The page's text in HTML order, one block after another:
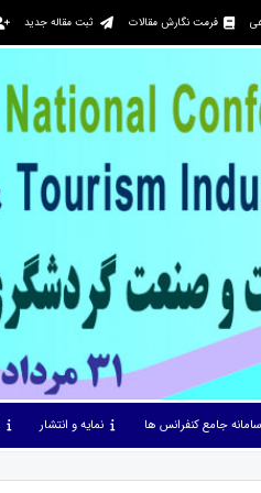
فرمت نگارش مقالات ثبت مقاله جدید
سامانه جامع کنفرانس ها نمایه و انتشار